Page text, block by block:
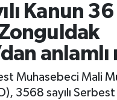
Kanun 36
anlamlı
Muhasebeci Mali
3568 sayılı Serbest